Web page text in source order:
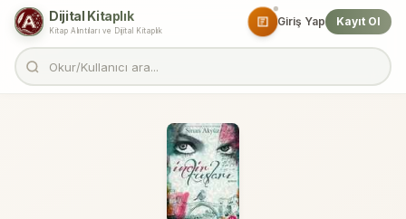
Dijital Kitaplık
Kitap Alıntıları ve Dijital Kitaplık
Giriş Yap Kayıt Ol